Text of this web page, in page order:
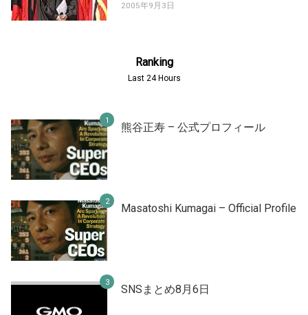
2005年9月3日
Ranking
Last 24 Hours
熊谷正寿 – 公式プロフィール
Masatoshi Kumagai – Official Profile
SNSまとめ8月6日